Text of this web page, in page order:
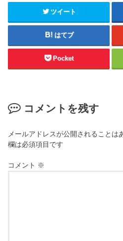
ツイート
はてブ
Pocket
コメントを残す
メールアドレスが公開されることは
欄は必須項目です
コメント ※